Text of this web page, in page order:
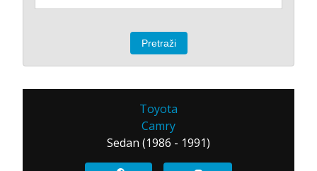
Toyota
Camry
Sedan (1986 - 1991)